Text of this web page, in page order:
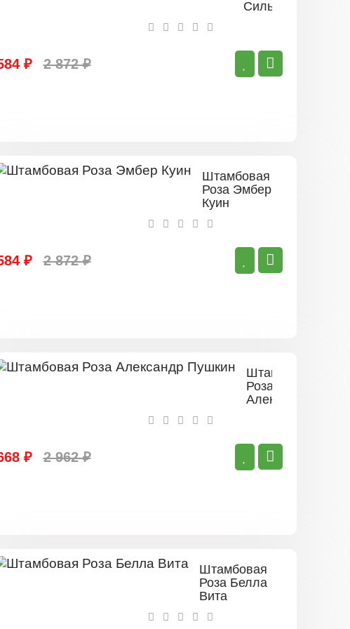
Сильве
₽ 2 872 ₽
Штамбовая
Роза Эмбер
Куин
₽ 2 872 ₽
Штамбовая
Роза
Александр
₽ 2 962 ₽
Штамбовая
Роза Белла
Вита